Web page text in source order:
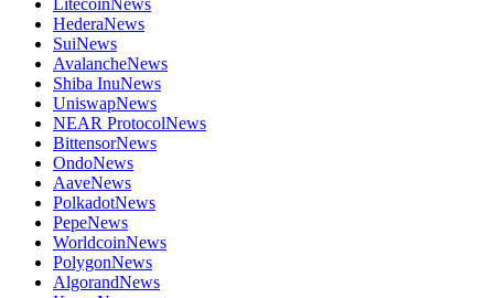
HederaNews
SuiNews
AvalancheNews
Shiba InuNews
UniswapNews
NEAR ProtocolNews
BittensorNews
OndoNews
AaveNews
PolkadotNews
PepeNews
WorldcoinNews
PolygonNews
AlgorandNews